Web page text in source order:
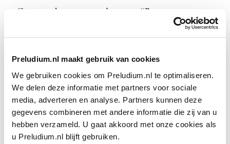
Preludium.nl maakt gebruik van cookies
We gebruiken cookies om Preludium.nl te optimaliseren.
We delen deze informatie met partners voor sociale
media, adverteren en analyse. Partners kunnen deze
gegevens combineren met andere informatie die zij van u
hebben verzameld. U gaat akkoord met onze cookies als
u Preludium.nl blijft gebruiken.
Geen resultaten gevonden voor “”.